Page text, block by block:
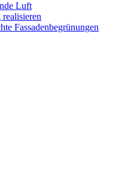
Luft
Fassadenbegrünungen